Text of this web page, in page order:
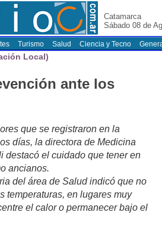
Catamarca
Sábado 08 de
Turismo Salud Ciencia y Tecno
Local)
ante los
que se registraron en la
días, la directora de Medicina
destacó el cuidado que tener en
ancianos.
del área de Salud indicó que no
temperaturas, en lugares muy
el calor o permanecer bajo el